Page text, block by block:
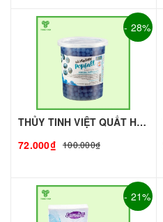
- 28%
THỦY TINH VIỆT QUẤT HÙNG CHƯƠNG - 1kg | Topping làm Trà Sữa - TOBEE FOOD
72.000₫ 100.000₫
- 21%